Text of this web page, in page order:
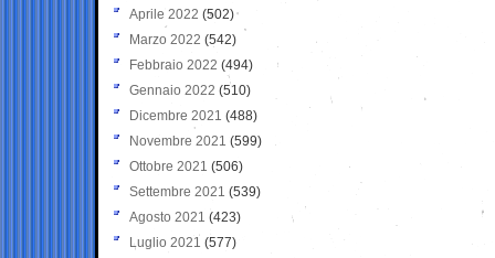
Aprile 2022 (502)
Marzo 2022 (542)
Febbraio 2022 (494)
Gennaio 2022 (510)
Dicembre 2021 (488)
Novembre 2021 (599)
Ottobre 2021 (506)
Settembre 2021 (539)
Agosto 2021 (423)
Luglio 2021 (577)